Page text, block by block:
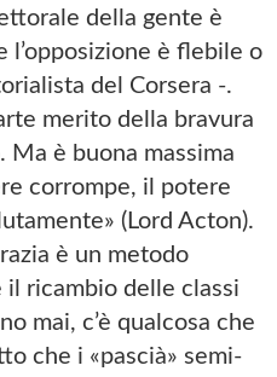
della gente è
l’opposizione è flebile o
del Corsera -.
merito della bravura
Ma è buona massima
corrompe, il potere
(Lord Acton).
è un metodo
ricambio delle classi
mai, c’è qualcosa che
che i «pascià» semi-